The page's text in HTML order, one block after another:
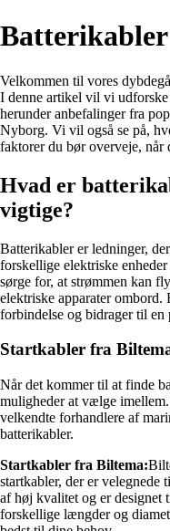
Velkommen til vores
I denne artikel vil vi
herunder anbefalinger fra
Nyborg. Vi vil også se på,
faktorer du bør overveje,
Hvad er
vigtige?
Batterikabler er ledninger,
forskellige elektriske
sørge for, at strømmen kan
elektriske apparater ombord.
forbindelse og bidrager til
Startkabler fra
Når det kommer til at finde
muligheder at vælge
velkendte forhandlere af
batterikabler.
Startkabler fra Biltema:
startkabler, der er velegnede
af høj kvalitet og er designet
forskellige længder og